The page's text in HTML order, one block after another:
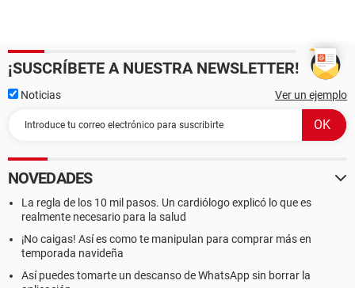
¡SUSCRÍBETE A NUESTRA NEWSLETTER!
Noticias Ver un ejemplo
NOVEDADES
La regla de los 10 mil pasos. Un cardiólogo explicó lo que es
realmente necesario para la salud
¡No caigas! Así es como te manipulan para comprar más en
temporada navideña
Así puedes tomarte un descanso de WhatsApp sin borrar la